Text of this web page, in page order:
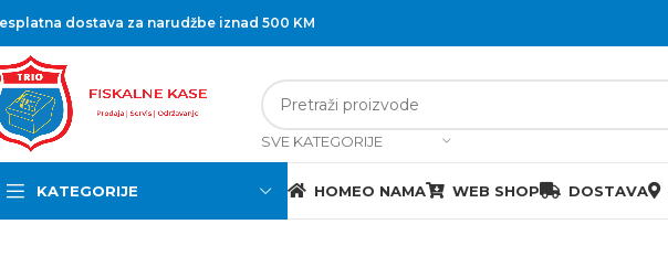
dostava za narudžbe iznad 500 KM
SVE KATEGORIJE
KATEGORIJE HOMEO NAMA WEB SHOP DOSTAVA